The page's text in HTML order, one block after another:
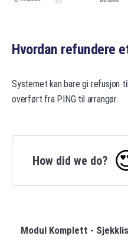
Hvordan refundere
Systemet kan bare gi refusjon
overført fra PING til arrangør.
How did we do?
Modul Komplett -